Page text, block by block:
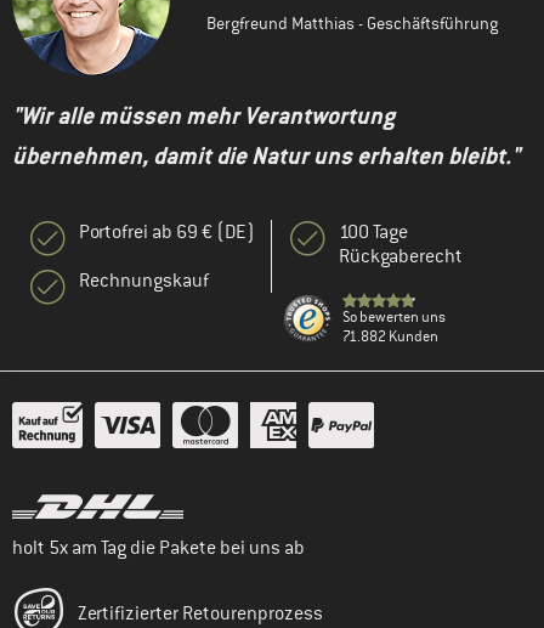
Bergfreund Matthias - Geschäftsführung
"Wir alle müssen mehr Verantwortung
übernehmen, damit die Natur uns erhalten bleibt."
Portofrei ab 69 € (DE)
Rechnungskauf
100 Tage
Rückgaberecht
So bewerten uns
71.882 Kunden
holt 5x am Tag die Pakete bei uns ab
Zertifizierter Retourenprozess